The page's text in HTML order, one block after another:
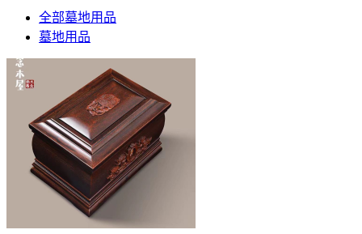
全部墓地用品
墓地用品